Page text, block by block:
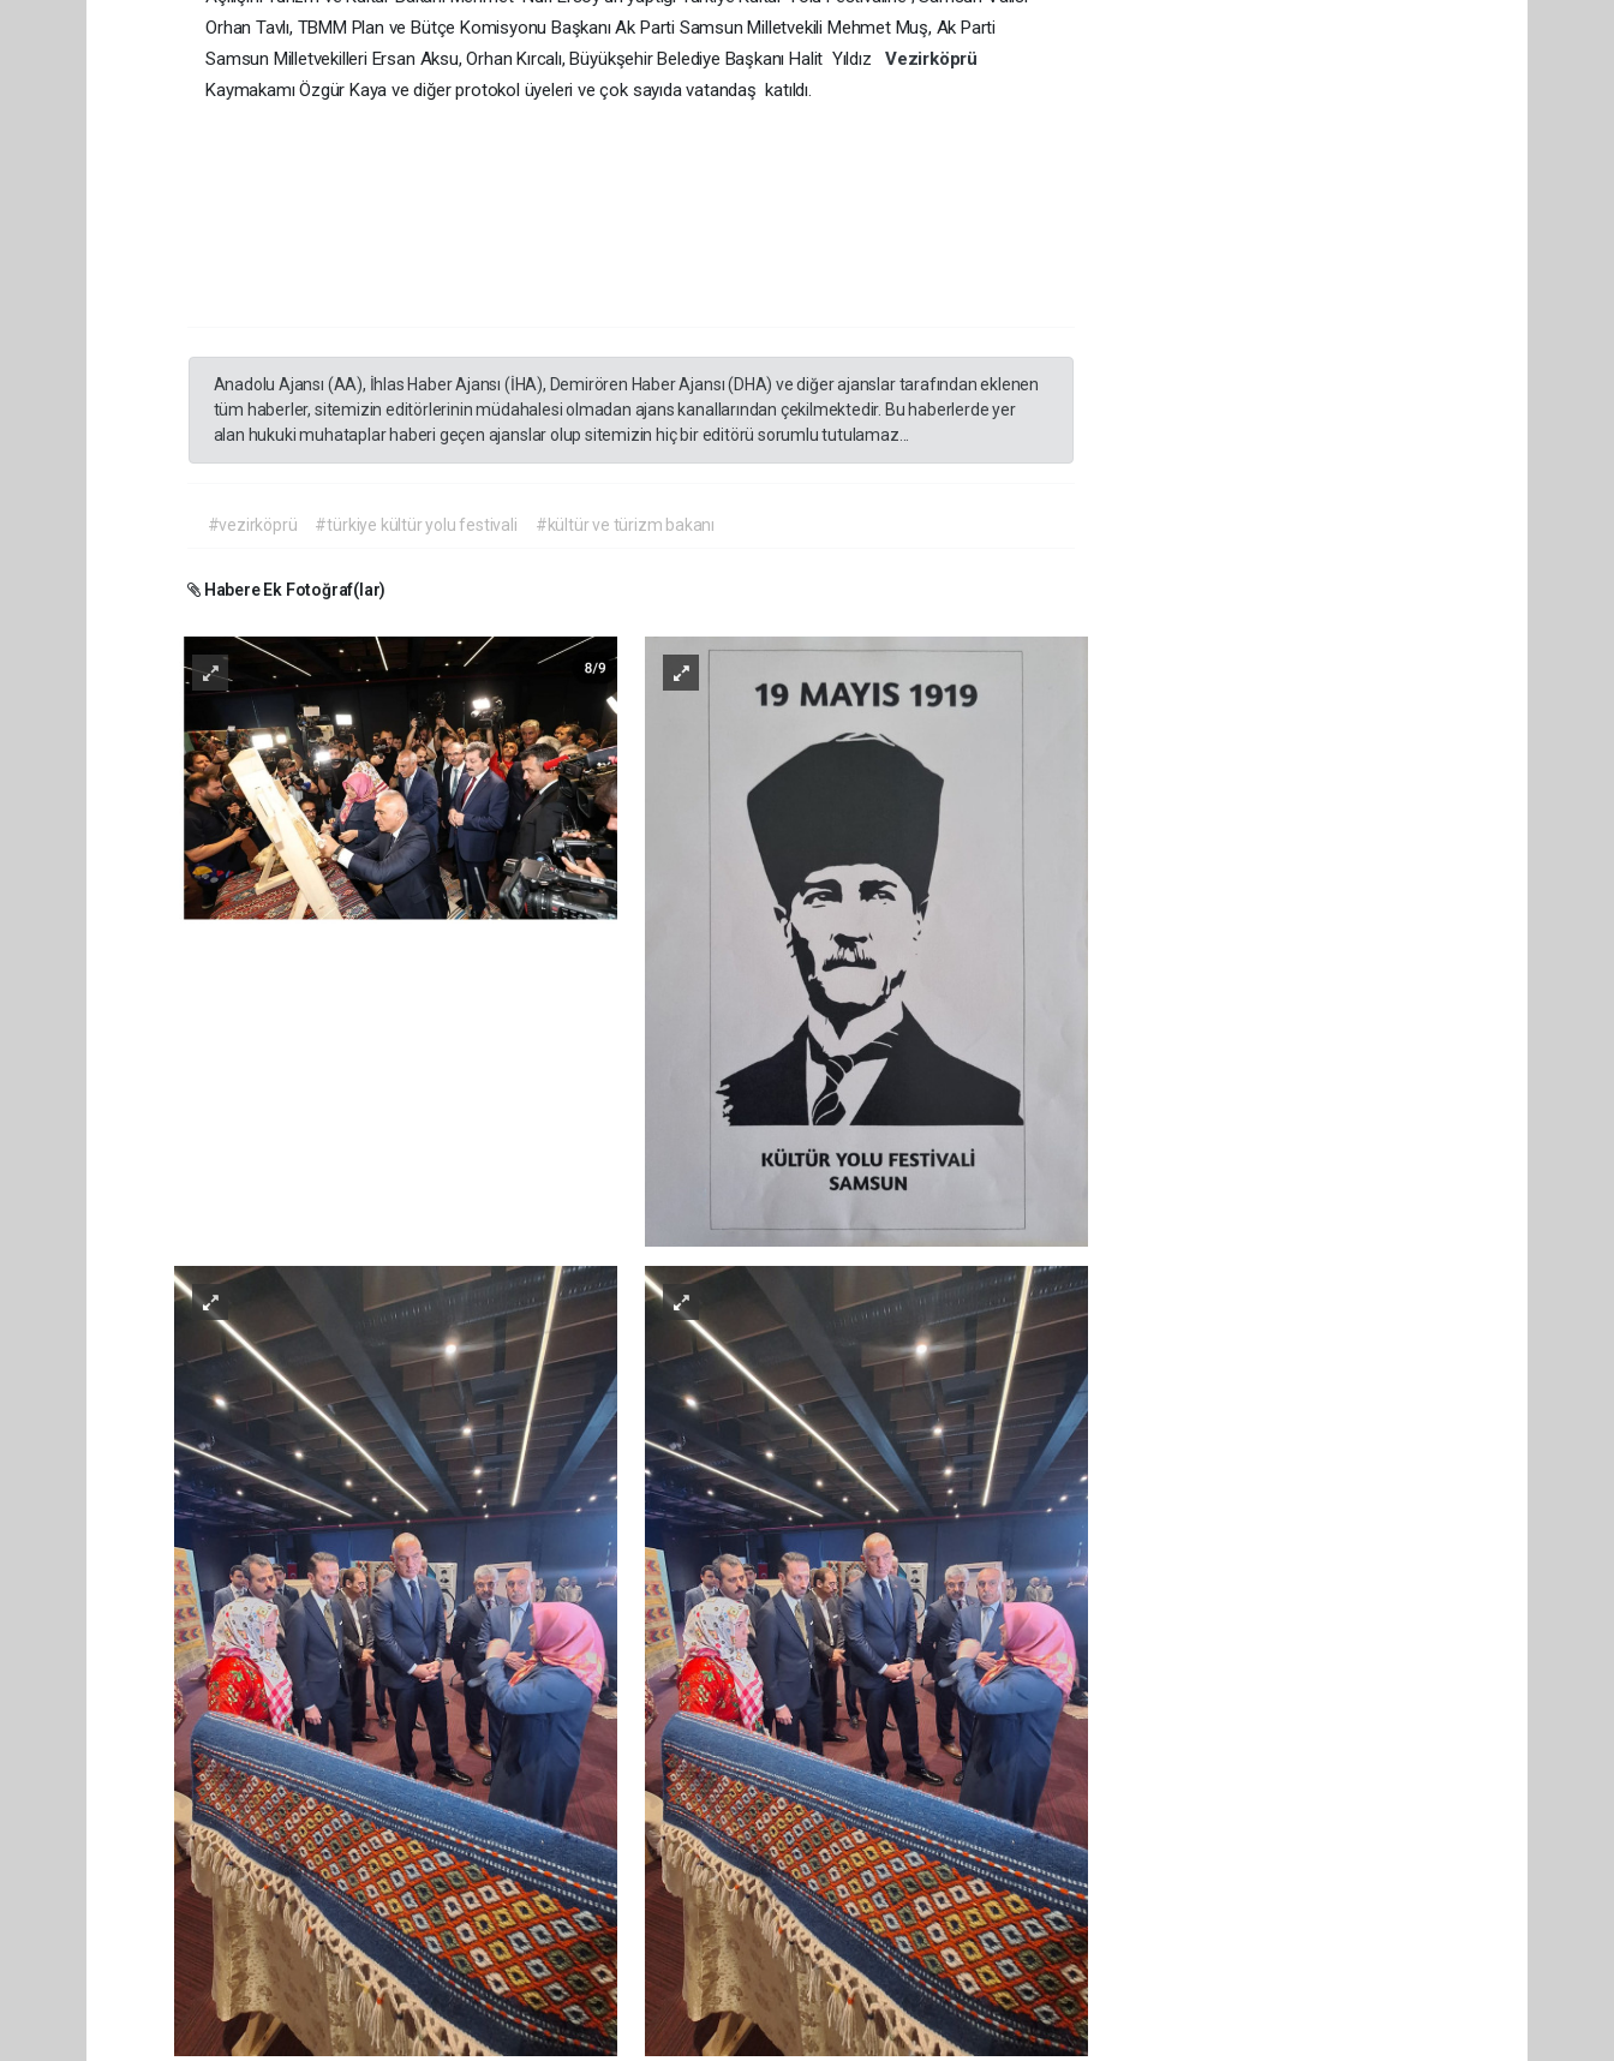
Orhan Tavlı, TBMM Plan ve Bütçe Komisyonu Başkanı Ak Parti Samsun Milletvekili Mehmet Muş, Ak Parti
Samsun Milletvekilleri Ersan Aksu, Orhan Kırcalı, Büyükşehir Belediye Başkanı Halit YıldızVezirköprü
Kaymakamı Özgür Kaya ve diğer protokol üyeleri ve çok sayıda vatandaş katıldı.
Anadolu Ajansı (AA), İhlas Haber Ajansı (İHA), Demirören Haber Ajansı (DHA) ve diğer ajanslar tarafından eklenen
tüm haberler, sitemizin editörlerinin müdahalesi olmadan ajans kanallarından çekilmektedir. Bu haberlerde yer
alan hukuki muhataplar haberi geçen ajanslar olup sitemizin hiç bir editörü sorumlu tutulamaz...
#vezirköprü #türkiye kültür yolu festivali #kültür ve türizm bakanı
Habere Ek Fotoğraf(lar)